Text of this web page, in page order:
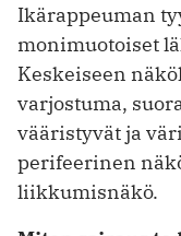
Ikärappeuman
monimuotoiset
Keskeiseen
varjostuma,
vääristyvät ja
perifeerinen
liikkumisnäkö.